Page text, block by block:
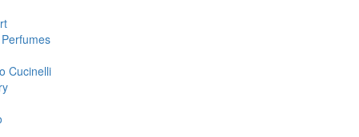
Cucinelli